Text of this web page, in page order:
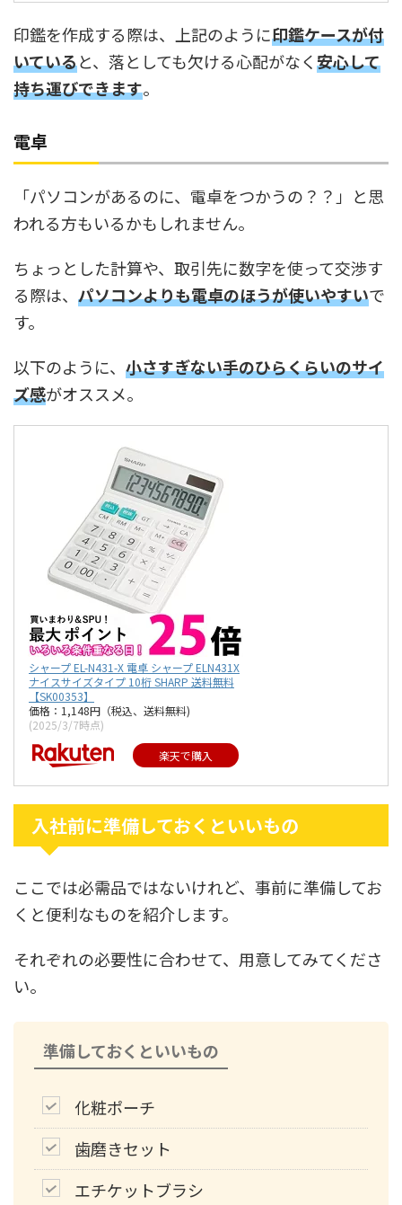
印鑑を作成する際は、上記のように印鑑ケースが付
いていると、落としても欠ける心配がなく安心して
持ち運びできます。
電卓
「パソコンがあるのに、電卓をつかうの？？」と思
われる方もいるかもしれません。
ちょっとした計算や、取引先に数字を使って交渉す
る際は、 パソコンよりも電卓のほうが使いやすいで
す。
以下のように、 小さすぎない手のひらくらいのサイ
ズ感がオススメ。
シャープ EL-N431-X 電卓 シャープ ELN431X
ナイスサイズタイプ 10桁 SHARP 送料無料
【SK00353】
価格：1,148円（税込、送料無料)
(2025/3/7時点)
楽天で購入
入社前に準備しておくといいもの
ここでは必需品ではないけれど、事前に準備してお
くと便利なものを紹介します。
それぞれの必要性に合わせて、用意してみてくださ
い。
準備しておくといいもの
化粧ポーチ
歯磨きセット
エチケットブラシ